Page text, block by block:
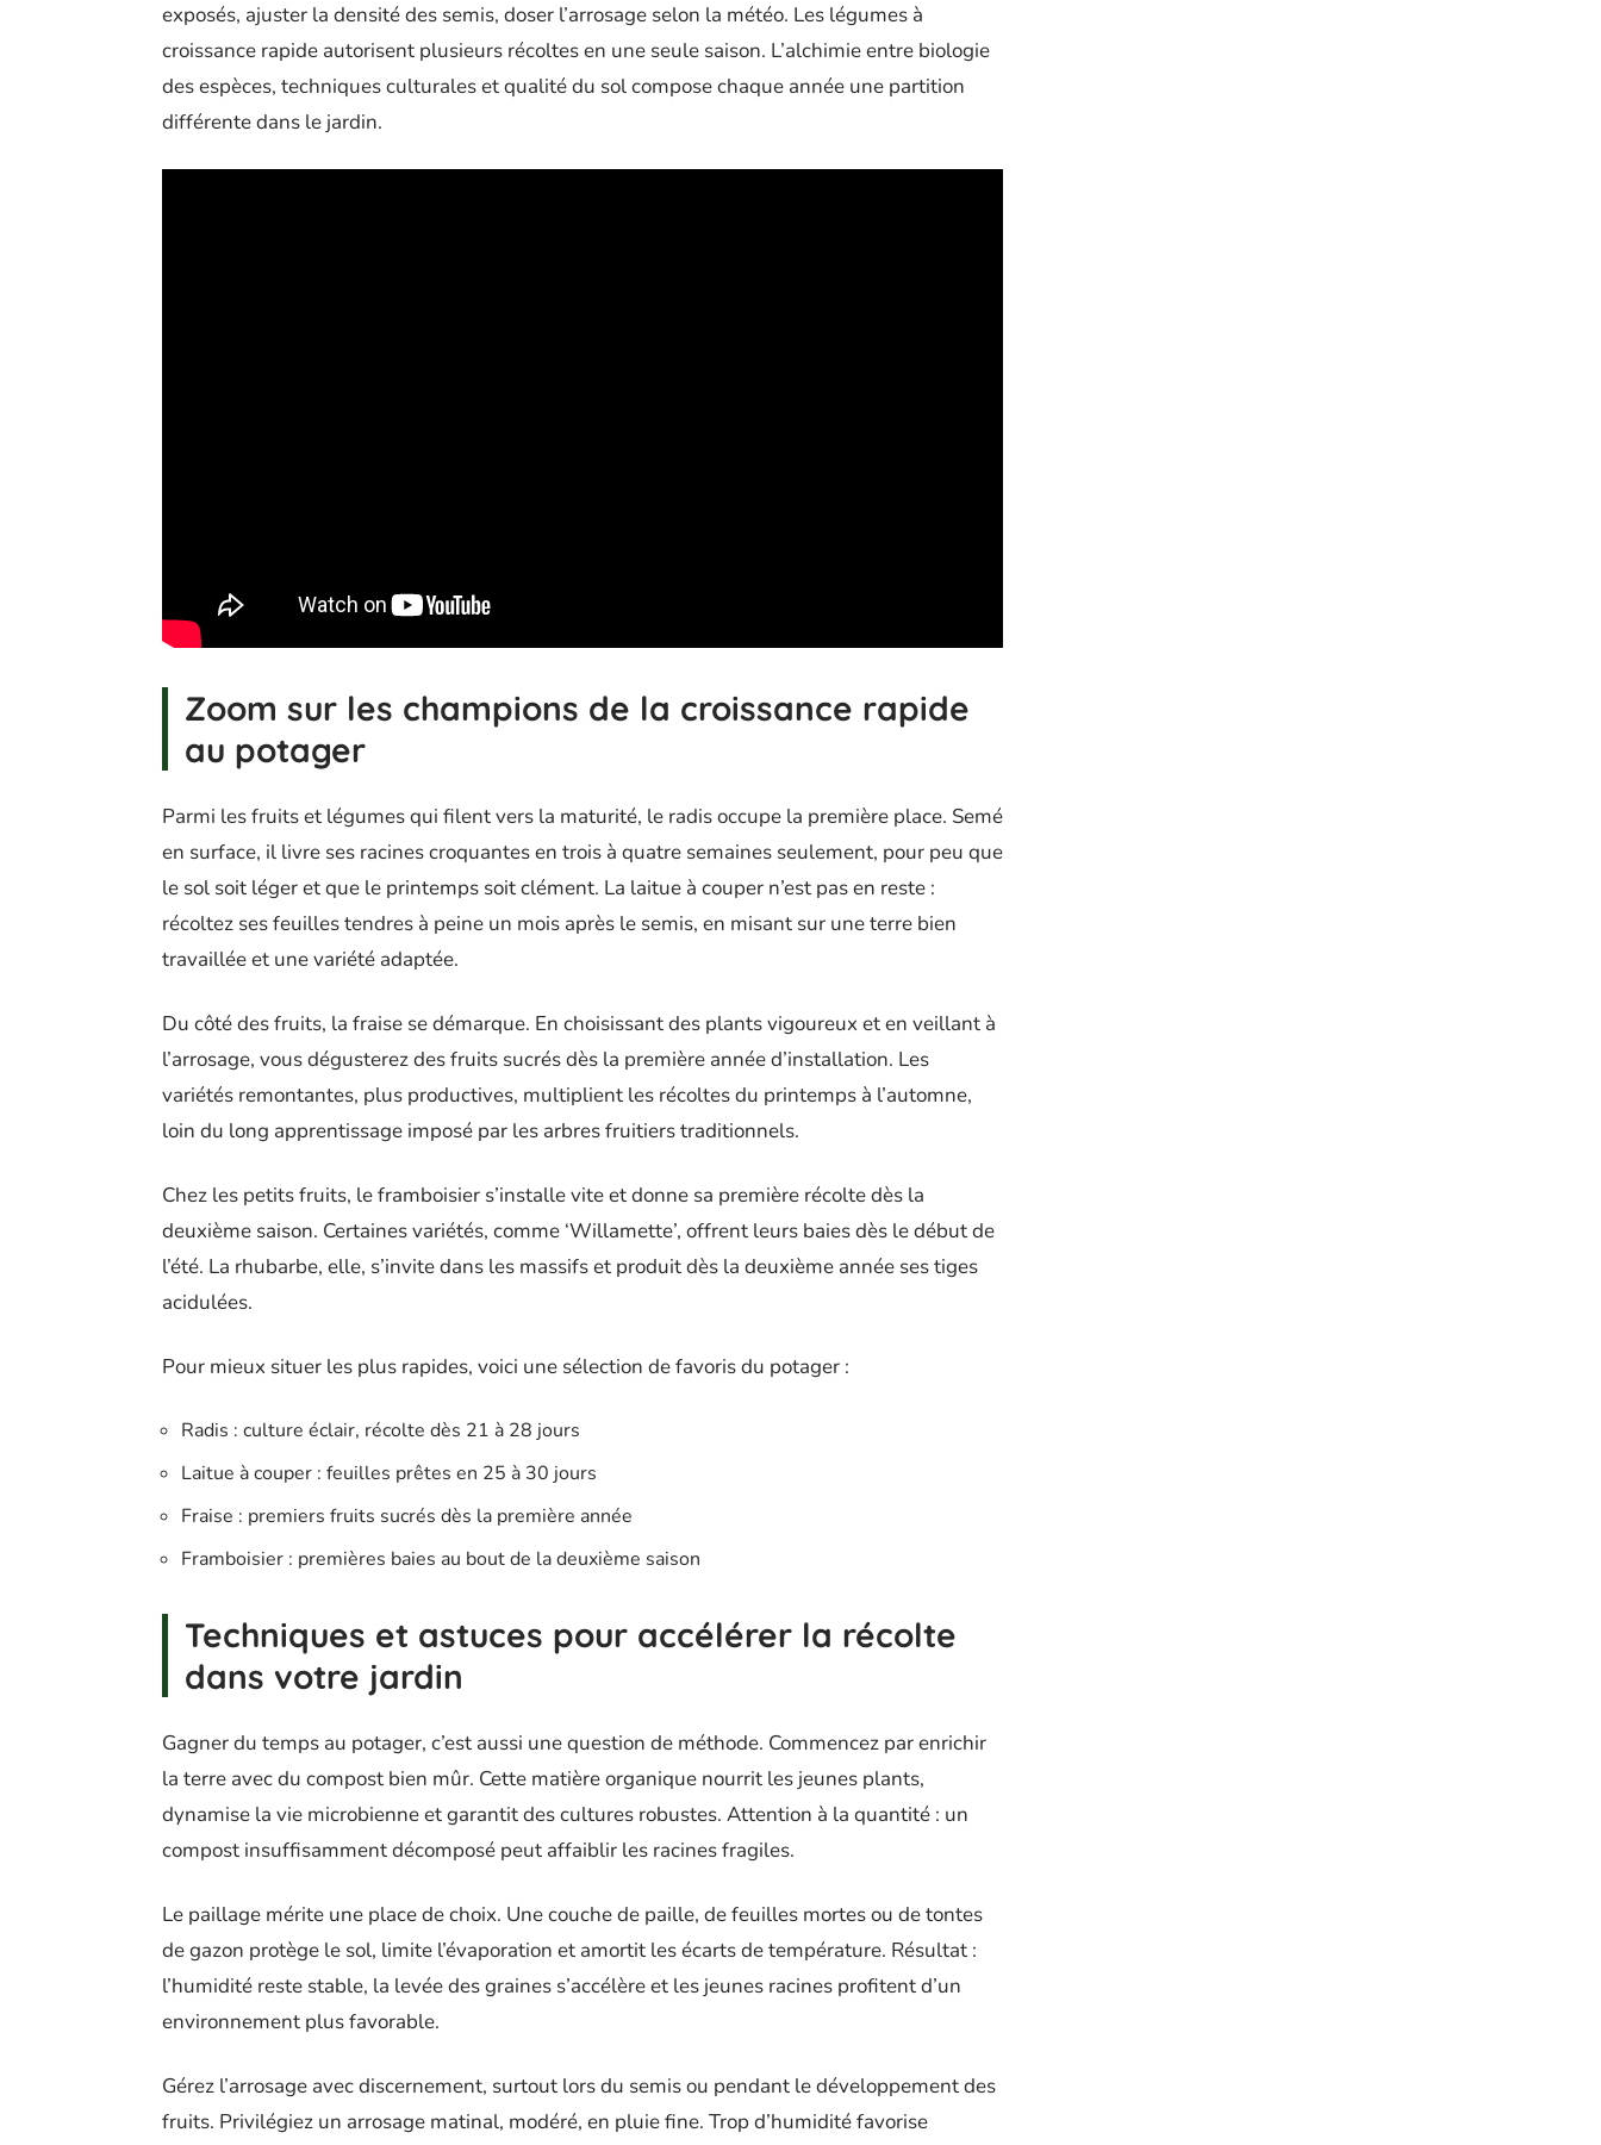
exposés, ajuster la densité des semis, doser l’arrosage selon la météo. Les légumes à
croissance rapide autorisent plusieurs récoltes en une seule saison. L’alchimie entre biologie
des espèces, techniques culturales et qualité du sol compose chaque année une partition
différente dans le jardin.
Zoom sur les champions de la croissance rapide
au potager
Parmi les fruits et légumes qui filent vers la maturité, le radis occupe la première place. Semé
en surface, il livre ses racines croquantes en trois à quatre semaines seulement, pour peu que
le sol soit léger et que le printemps soit clément. La laitue à couper n’est pas en reste :
récoltez ses feuilles tendres à peine un mois après le semis, en misant sur une terre bien
travaillée et une variété adaptée.
Du côté des fruits, la fraise se démarque. En choisissant des plants vigoureux et en veillant à
l’arrosage, vous dégusterez des fruits sucrés dès la première année d’installation. Les
variétés remontantes, plus productives, multiplient les récoltes du printemps à l’automne,
loin du long apprentissage imposé par les arbres fruitiers traditionnels.
Chez les petits fruits, le framboisier s’installe vite et donne sa première récolte dès la
deuxième saison. Certaines variétés, comme ‘Willamette’, offrent leurs baies dès le début de
l’été. La rhubarbe, elle, s’invite dans les massifs et produit dès la deuxième année ses tiges
acidulées.
Pour mieux situer les plus rapides, voici une sélection de favoris du potager :
Radis : culture éclair, récolte dès 21 à 28 jours
Laitue à couper : feuilles prêtes en 25 à 30 jours
Fraise : premiers fruits sucrés dès la première année
Framboisier : premières baies au bout de la deuxième saison
Techniques et astuces pour accélérer la récolte
dans votre jardin
Gagner du temps au potager, c’est aussi une question de méthode. Commencez par enrichir
la terre avec du compost bien mûr. Cette matière organique nourrit les jeunes plants,
dynamise la vie microbienne et garantit des cultures robustes. Attention à la quantité : un
compost insuffisamment décomposé peut affaiblir les racines fragiles.
Le paillage mérite une place de choix. Une couche de paille, de feuilles mortes ou de tontes
de gazon protège le sol, limite l’évaporation et amortit les écarts de température. Résultat :
l’humidité reste stable, la levée des graines s’accélère et les jeunes racines profitent d’un
environnement plus favorable.
Gérez l’arrosage avec discernement, surtout lors du semis ou pendant le développement des
fruits. Privilégiez un arrosage matinal, modéré, en pluie fine. Trop d’humidité favorise